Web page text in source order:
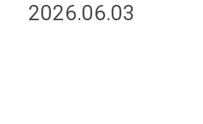
2026.06.03